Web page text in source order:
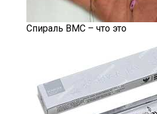
Спираль ВМС – что это